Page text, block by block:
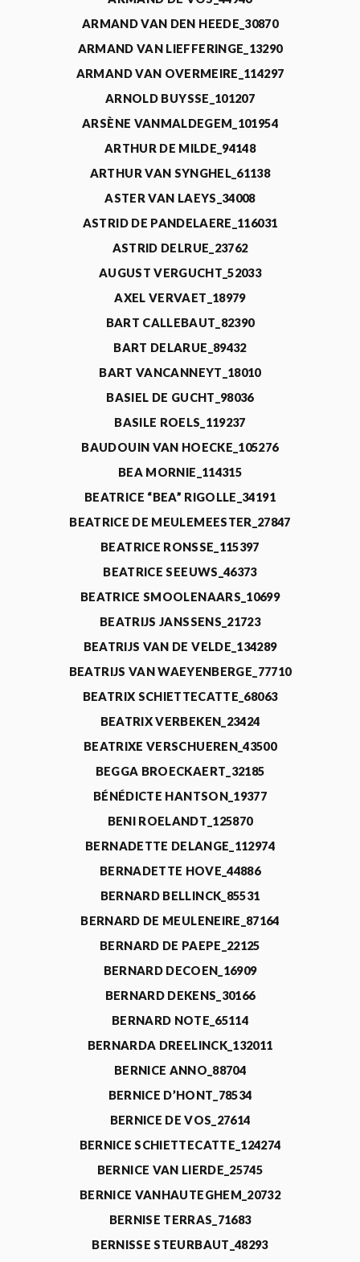
ARMAND VAN DEN HEEDE_30870
ARMAND VAN LIEFFERINGE_13290
ARMAND VAN OVERMEIRE_114297
ARNOLD BUYSSE_101207
ARSÈNE VANMALDEGEM_101954
ARTHUR DE MILDE_94148
ARTHUR VAN SYNGHEL_61138
ASTER VAN LAEYS_34008
ASTRID DE PANDELAERE_116031
ASTRID DELRUE_23762
AUGUST VERGUCHT_52033
AXEL VERVAET_18979
BART CALLEBAUT_82390
BART DELARUE_89432
BART VANCANNEYT_18010
BASIEL DE GUCHT_98036
BASILE ROELS_119237
BAUDOUIN VAN HOECKE_105276
BEA MORNIE_114315
BEATRICE “BEA” RIGOLLE_34191
BEATRICE DE MEULEMEESTER_27847
BEATRICE RONSSE_115397
BEATRICE SEEUWS_46373
BEATRICE SMOOLENAARS_10699
BEATRIJS JANSSENS_21723
BEATRIJS VAN DE VELDE_134289
BEATRIJS VAN WAEYENBERGE_77710
BEATRIX SCHIETTECATTE_68063
BEATRIX VERBEKEN_23424
BEATRIXE VERSCHUEREN_43500
BEGGA BROECKAERT_32185
BÉNÉDICTE HANTSON_19377
BENI ROELANDT_125870
BERNADETTE DELANGE_112974
BERNADETTE HOVE_44886
BERNARD BELLINCK_85531
BERNARD DE MEULENEIRE_87164
BERNARD DE PAEPE_22125
BERNARD DECOEN_16909
BERNARD DEKENS_30166
BERNARD NOTE_65114
BERNARDA DREELINCK_132011
BERNICE ANNO_88704
BERNICE D’HONT_78534
BERNICE DE VOS_27614
BERNICE SCHIETTECATTE_124274
BERNICE VAN LIERDE_25745
BERNICE VANHAUTEGHEM_20732
BERNISE TERRAS_71683
BERNISSE STEURBAUT_48293